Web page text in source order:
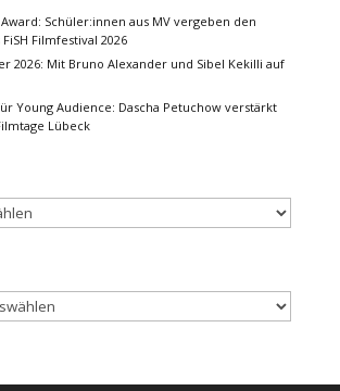
Schüler:innen aus MV vergeben den
Filmfestival 2026
2026: Mit Bruno Alexander und Sibel Kekilli auf
Young Audience: Dascha Petuchow verstärkt
Lübeck